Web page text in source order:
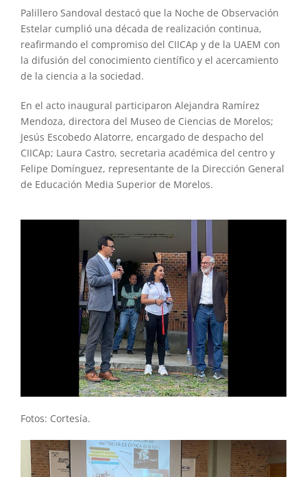
Palillero Sandoval destacó que la Noche de Observación
Estelar cumplió una década de realización continua,
reafirmando el compromiso del CIICAp y de la UAEM con
la difusión del conocimiento científico y el acercamiento
de la ciencia a la sociedad.
En el acto inaugural participaron Alejandra Ramírez
Mendoza, directora del Museo de Ciencias de Morelos;
Jesús Escobedo Alatorre, encargado de despacho del
CIICAp; Laura Castro, secretaria académica del centro y
Felipe Domínguez, representante de la Dirección General
de Educación Media Superior de Morelos.
Fotos: Cortesía.